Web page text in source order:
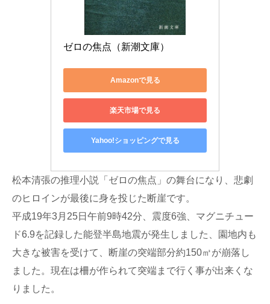
ゼロの焦点（新潮文庫）
Amazonで見る
楽天市場で見る
Yahoo!ショッピングで見る
松本清張の推理小説「ゼロの焦点」の舞台になり、悲劇
のヒロインが最後に身を投じた断崖です。
平成19年3月25日午前9時42分、震度6強、マグニチュー
ド6.9を記録した能登半島地震が発生しました、園地内も
大きな被害を受けて、断崖の突端部分約150㎥が崩落し
ました。現在は柵が作られて突端まで行く事が出来くな
りました。